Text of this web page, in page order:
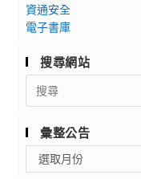
資通安全
電子書庫
搜尋網站
Search
for:
彙整公告
整
選取月份